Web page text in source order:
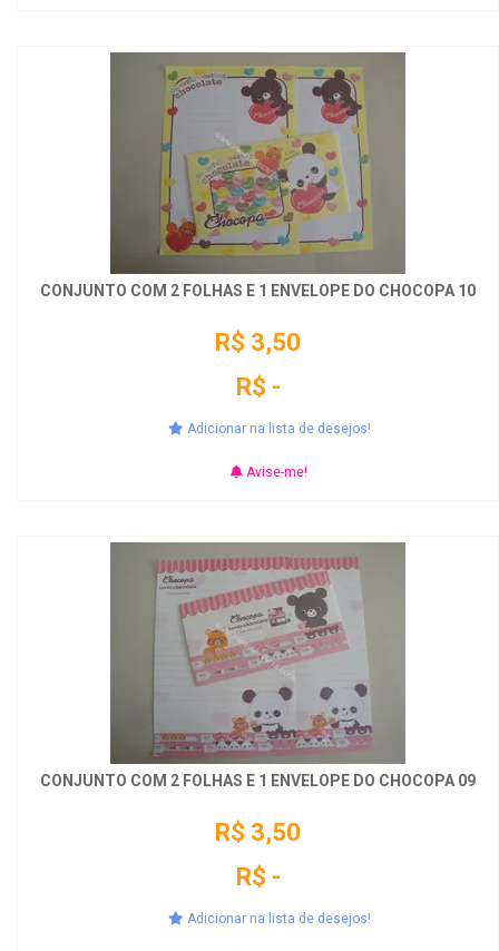
CONJUNTO COM 2 FOLHAS E 1 ENVELOPE DO CHOCOPA 10
R$ 3,50
R$ -
Adicionar na lista de desejos!
Avise-me!
CONJUNTO COM 2 FOLHAS E 1 ENVELOPE DO CHOCOPA 09
R$ 3,50
R$ -
Adicionar na lista de desejos!